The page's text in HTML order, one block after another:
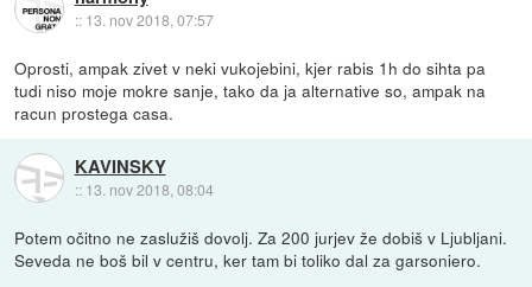
:: 13. nov 2018, 07:57
Oprosti, ampak zivet v neki vukojebini, kjer rabis 1h do sihta pa
tudi niso moje mokre sanje, tako da ja alternative so, ampak na
racun prostega casa.
KAVINSKY
:: 13. nov 2018, 08:04
Potem očitno ne zaslužiš dovolj. Za 200 jurjev že dobiš v Ljubljani.
Seveda ne boš bil v centru, ker tam bi toliko dal za garsoniero.